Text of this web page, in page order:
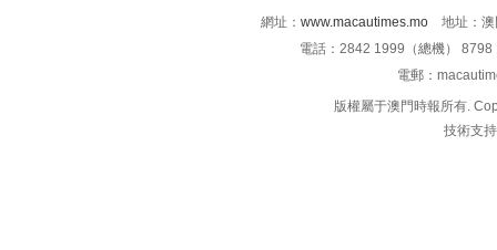
網址： www.macautimes.mo 地址：澳
電話：2842 1999（總機）
電郵：
版權屬于澳門時報所有.
技術支